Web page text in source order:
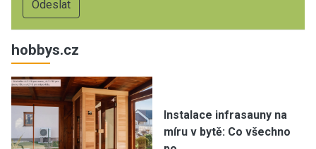
hobbys.cz
Instalace infrasauny na
míru v bytě: Co všechno